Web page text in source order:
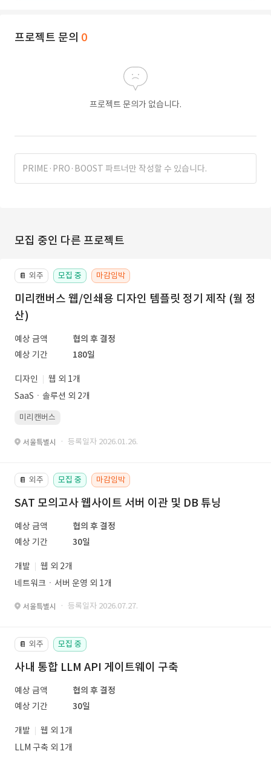
프로젝트 문의 0
프로젝트 문의가 없습니다.
PRIME·PRO·BOOST 파트너만 작성할 수 있습니다.
모집 중인 다른 프로젝트
📔 외주 모집 중 마감임박
미리캔버스 웹/인쇄용 디자인 템플릿 정기 제작 (월 정
산)
예상 금액
협의 후 결정
예상 기간
180일
디자인
웹 외 1개
SaaSㆍ솔루션 외 2개
미리캔버스
서울특별시 · 등록일자 2026.01.26.
📔 외주 모집 중 마감임박
SAT 모의고사 웹사이트 서버 이관 및 DB 튜닝
예상 금액
협의 후 결정
예상 기간
30일
개발
웹 외 2개
네트워크ㆍ서버 운영 외 1개
서울특별시 · 등록일자 2026.07.27.
📔 외주 모집 중
사내 통합 LLM API 게이트웨이 구축
예상 금액
협의 후 결정
예상 기간
30일
개발
웹 외 1개
LLM 구축 외 1개